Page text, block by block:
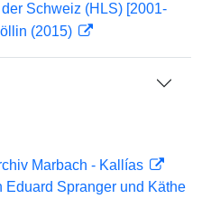
Schweiz (HLS) [2001-
(2015)
Marbach - Kallías
Eduard Spranger und Käthe